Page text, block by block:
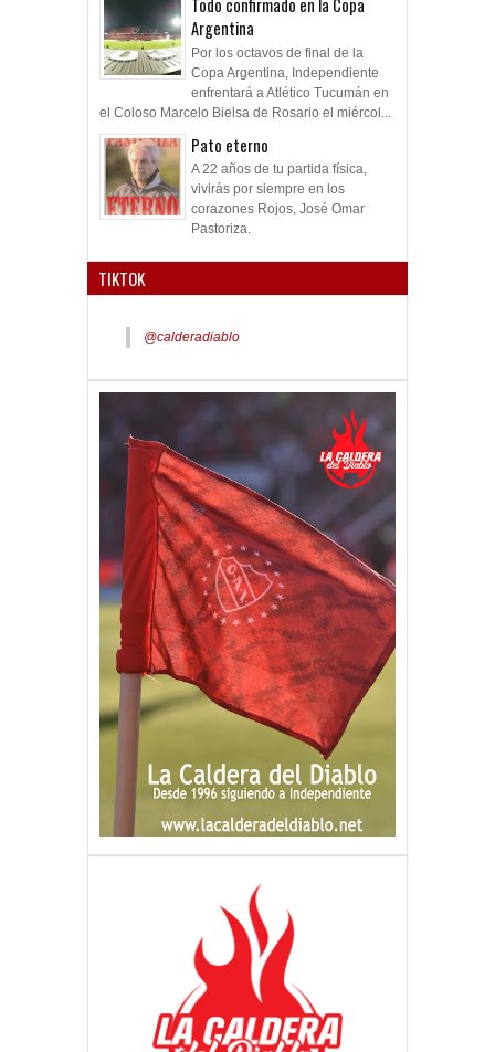
Todo confirmado en la Copa
Argentina
Por los octavos de final de la
Copa Argentina, Independiente
enfrentará a Atlético Tucumán en
el Coloso Marcelo Bielsa de Rosario el miércol...
Pato eterno
A 22 años de tu partida física,
vivirás por siempre en los
corazones Rojos, José Omar
Pastoriza.
TIKTOK
@calderadiablo